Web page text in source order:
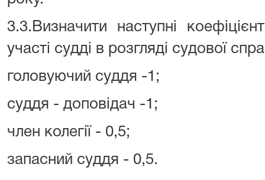
3.3.Визначити наступні
участі судді в розгляді судової
головуючий суддя -1;
суддя - доповідач -1;
член колегії - 0,5;
запасний суддя - 0,5.